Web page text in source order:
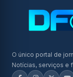
O único portal de
Notícias, serviços e